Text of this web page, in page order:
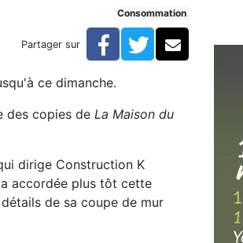
2023 Consommation
Partager sur Facebook
TwitterCourriel
ce dimanche.
des copies de La Maison du
dirige Construction K
accordée plus tôt cette
de sa coupe de mur